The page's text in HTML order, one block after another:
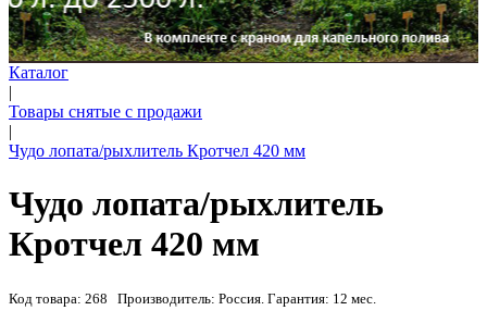
Каталог
|
Товары снятые с продажи
|
Чудо лопата/рыхлитель Кротчел 420 мм
Чудо лопата/рыхлитель
Кротчел 420 мм
Код товара: 268 Производитель: Россия. Гарантия: 12 мес.